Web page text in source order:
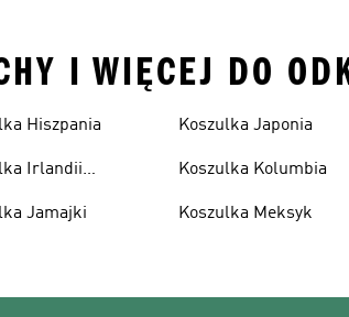
I WIĘCEJ DO
Hiszpania
Irlandii
Jamajki
Koszulka Japonia
Koszulka Kolumbia
Koszulka Meksyk